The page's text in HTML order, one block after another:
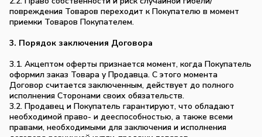
повреждения Товаров переходит к Покупателю в момент
приемки Товаров Покупателем.
3. Порядок заключения Договора
3.1. Акцептом оферты признается момент, когда Покупатель
оформил заказ Товара у Продавца. С этого момента
Договор считается заключенным, действует до полного
исполнения Сторонами своих обязательств.
3.2. Продавец и Покупатель гарантируют, что обладают
необходимой право- и дееспособностью, а также всеми
правами, необходимыми для заключения и исполнения